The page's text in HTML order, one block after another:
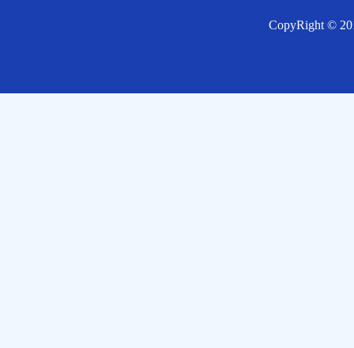
CopyRight ©